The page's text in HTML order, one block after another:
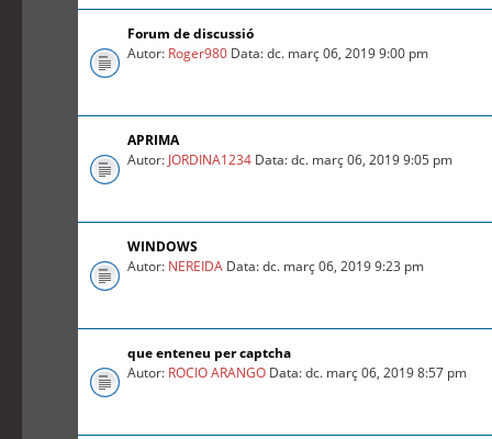
Forum de discussió
Autor: Roger980 Data: dc. març 06, 2019 9:00 pm
APRIMA
Autor: JORDINA1234 Data: dc. març 06, 2019 9:05 pm
WINDOWS
Autor: NEREIDA Data: dc. març 06, 2019 9:23 pm
que enteneu per captcha
Autor: ROCIO ARANGO Data: dc. març 06, 2019 8:57 pm